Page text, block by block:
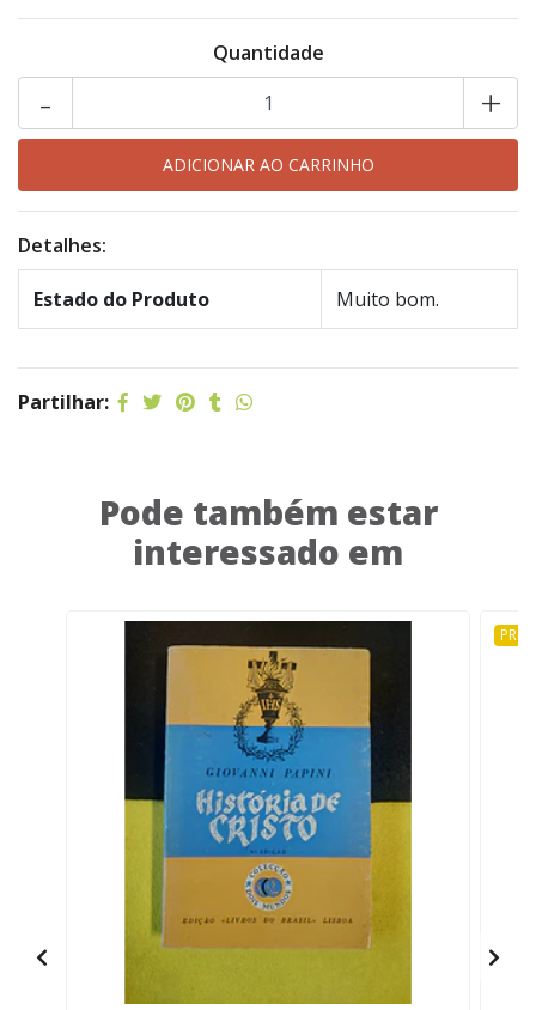
Quantidade
+
-
Detalhes:
Estado do Produto Muito bom.
Partilhar:
Pode também estar
interessado em